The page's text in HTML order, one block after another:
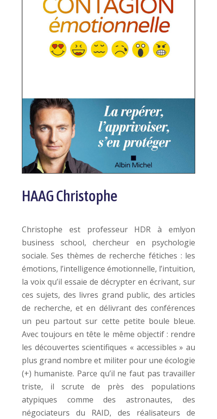
HAAG Christophe
Christophe est professeur HDR à emlyon
business school, chercheur en psychologie
sociale. Ses thèmes de recherche fétiches : les
émotions, l’intelligence émotionnelle, l’intuition,
la voix qu’il essaie de décrypter en écrivant, sur
ces sujets, des livres grand public, des articles
de recherche, et en délivrant des conférences
un peu partout sur cette petite boule bleue.
Avec toujours en tête le même objectif : rendre
les découvertes scientifiques « accessibles » au
plus grand nombre et militer pour une écologie
(+) humaniste. Parce qu’il ne faut pas travailler
triste, il scrute de près des populations
atypiques comme des astronautes, des
négociateurs du RAID, des réalisateurs de